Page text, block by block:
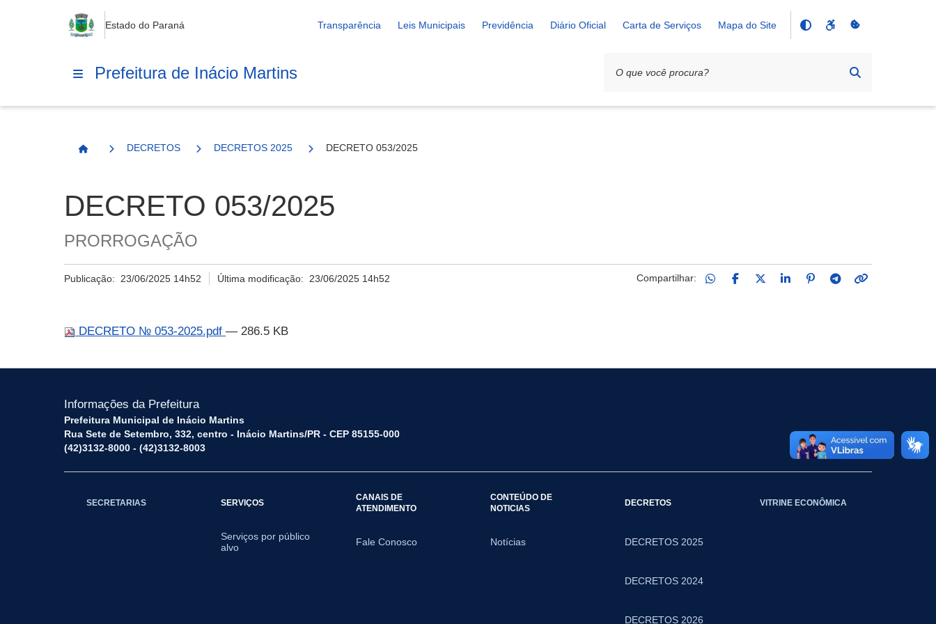
Estado do Paraná Transparência Leis Municipais Previdência Diário Oficial Carta de Serviços Mapa do Site
Prefeitura de Inácio Martins
Página Inicial
DECRETOS DECRETOS 2025 DECRETO 053/2025
DECRETO 053/2025
PRORROGAÇÃO
Publicação: 23/06/2025 14h52 Última modificação: 23/06/2025 14h52 Compartilhar:
DECRETO № 053-2025.pdf — 286.5 KB
Informações da Prefeitura
Prefeitura Municipal de Inácio Martins
Rua Sete de Setembro, 332, centro - Inácio Martins/PR - CEP 85155-000
(42)3132-8000 - (42)3132-8003
SECRETARIAS SERVIÇOS
Serviços por público
alvo
CANAIS DE
ATENDIMENTO
Fale Conosco
CONTEÚDO DE
NOTICIAS
Notícias
DECRETOS
DECRETOS 2025
DECRETOS 2024
DECRETOS 2026
VITRINE ECONÔMICA